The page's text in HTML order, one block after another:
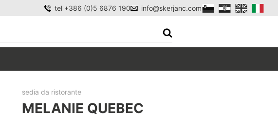
tel +386 (0)5 6876 190 info@skerjanc.com
sedia da ristorante
MELANIE QUEBEC